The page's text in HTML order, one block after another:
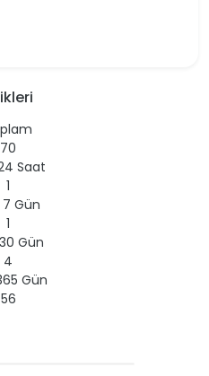
70
Saat
1
Gün
1
Gün
4
Gün
56